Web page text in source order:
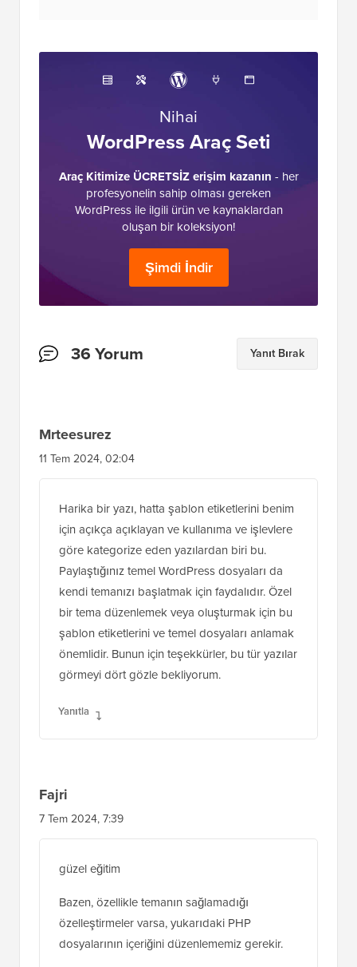
Nihai
WordPress Araç Seti
Araç Kitimize ÜCRETSİZ erişim kazanın - her
profesyonelin sahip olması gereken
WordPress ile ilgili ürün ve kaynaklardan
oluşan bir koleksiyon!
Şimdi İndir
Okuyucu36 Yorum Yanıt Bırak
Mrteesurez
11 Tem 2024, 02:04
Harika bir yazı, hatta şablon etiketlerini benim
için açıkça açıklayan ve kullanıma ve işlevlere
göre kategorize eden yazılardan biri bu.
Paylaştığınız temel WordPress dosyaları da
kendi temanızı başlatmak için faydalıdır. Özel
bir tema düzenlemek veya oluşturmak için bu
şablon etiketlerini ve temel dosyaları anlamak
önemlidir. Bunun için teşekkürler, bu tür yazılar
görmeyi dört gözle bekliyorum.
Yanıtla
Fajri
7 Tem 2024, 7:39
güzel eğitim
Bazen, özellikle temanın sağlamadığı
özelleştirmeler varsa, yukarıdaki PHP
dosyalarının içeriğini düzenlememiz gerekir.